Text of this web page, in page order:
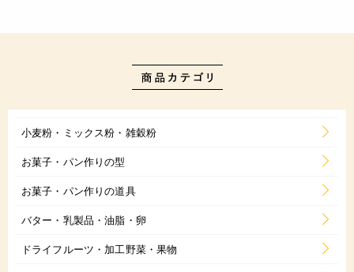
小麦粉・ミックス粉・雑穀粉
お菓子・パン作りの型
お菓子・パン作りの道具
バター・乳製品・油脂・卵
ドライフルーツ・加工野菜・果物